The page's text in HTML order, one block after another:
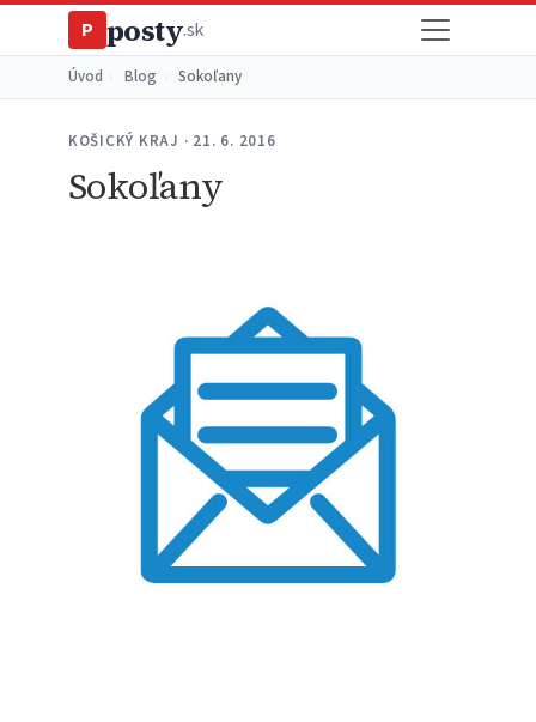
P posty.sk
Úvod Blog Sokoľany
KOŠICKÝ KRAJ · 21. 6. 2016
Sokoľany